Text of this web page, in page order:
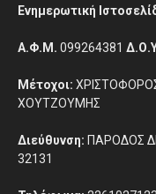
Ενημερωτική
Α.Φ.Μ. 099264381
Μέτοχοι:
ΧΟΥΤΖΟΥΜΗΣ
Διεύθυνση: ΠΑΡΟΔΟΣ
32131